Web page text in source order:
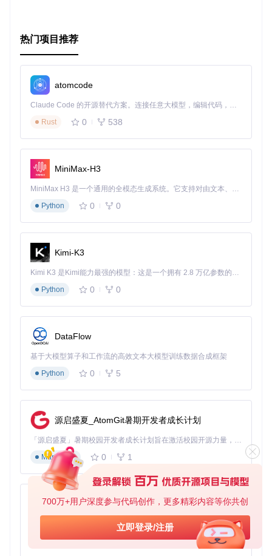
700万+用户深度参与代码创作，更多精彩内容等你共创
立即登录/注册
热门项目推荐
atomcode
Claude Code 的开源替代方案。连接任意大模型，编辑代码，运行命令，自动验证 — 全自动执行。用 Rust 构建，极致性能。 ｜ An open-source alternative to Claude Code. Connect any LLM, edit code, run commands, and verify changes — autonomously. Built in Rust for speed. Get Started
Rust
0 538
MiniMax-H3
MiniMax H3 是一个通用的全模态生成系统。它支持对由文本、图像、视频和音频组成的多模态上下文进行统一理解，并能生成分辨率高达 2K、时长可达 15 秒的带原生立体声音频的视频。得益于面向任务泛化的系统设计，H3 在预训练阶段就已具备广泛的多模态上下文理解与生成能力，能够出色地执行复杂的多模态指令。
Python
0 0
Kimi-K3
Kimi K3 是Kimi能力最强的模型：这是一个拥有 2.8 万亿参数的混合专家（MoE）模型，具备原生视觉理解能力，并支持 100 万 token 的上下文窗口。
Python
0 0
DataFlow
基于大模型算子和工作流的高效文本大模型训练数据合成框架
Python
0 5
源启盛夏_AtomGit暑期开发者成长计划
「源启盛夏」暑期校园开发者成长计划旨在激活校园开源力量，通过积分激励、认证扶持、资源倾斜等形式，引导高校组织和开发者完成「入驻 — 建项目 — 做贡献 — 获认证 — 得资源」的完整闭环。无论你是想带领社团入驻平台的组织者，还是希望用代码贡献证明自己的开发者，都能在这里找到属于你的成长路径。
Markdown
0 1
py-xiaozhi
基于Python的Xiaozhi AI，适用于想要完整Xiaozhi体验而无需拥有专用硬件的用户。
Python
0 1